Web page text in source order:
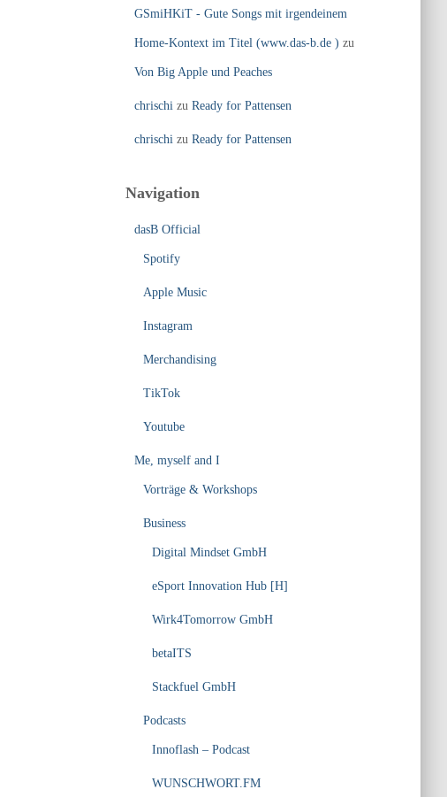
GSmiHKiT - Gute Songs mit irgendeinem
Home-Kontext im Titel (www.das-b.de ) zu
Von Big Apple und Peaches
chrischi zu Ready for Pattensen
chrischi zu Ready for Pattensen
Navigation
dasB Official
Spotify
Apple Music
Instagram
Merchandising
TikTok
Youtube
Me, myself and I
Vorträge & Workshops
Business
Digital Mindset GmbH
eSport Innovation Hub [H]
Wirk4Tomorrow GmbH
betaITS
Stackfuel GmbH
Podcasts
Innoflash – Podcast
WUNSCHWORT.FM